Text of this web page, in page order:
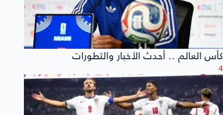
كأس العالم .. أحدث الأخبار والتطورات
4